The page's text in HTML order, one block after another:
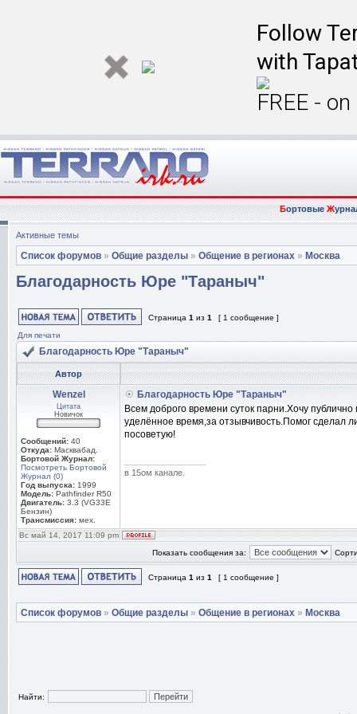
Follow
with
FREE -
БортовыеЖ
Активные темы
Список форумов » Общие разделы » Общение в регионах » Москва
Благодарность Юре "Тараныч"
Страница 1 из 1
[ 1 сообщение ]
Для печати
Благодарность Юре "Тараныч"
Автор
Wenzel
Цитата
Новичок
Сообщений: 40
Откуда: Масквабад.
Бортовой Журнал:
Посмотреть Бортовой
Журнал (0)
Год выпуска: 1999
Модель: Pathfinder R50
Двигатель: 3.3 (VG33E
Бензин)
Трансмиссия: мех.
Благодарность Юре "Тараныч"
Всем доброго времени суток парни.Хочу
уделённое время,за отзывчивость.Помог
посоветую!
в 15ом канале.
Вс май 14, 2017 11:09 pm
Показать сообщения за:
Страница 1 из 1 [ 1 сообщение ]
Список форумов » Общие разделы » Общение в регионах » Москва
Найти: